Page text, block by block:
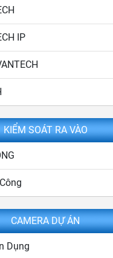
IP
KIỂM SOÁT RA VÀO
CAMERA DỰ ÁN
Dụng